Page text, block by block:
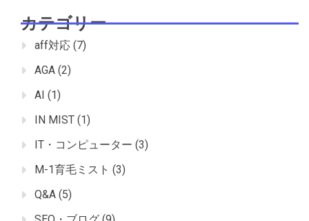
カテゴリー
aff対応 (7)
AGA (2)
AI (1)
IN MIST (1)
IT・コンピューター (3)
M-1育毛ミスト (3)
Q&A (5)